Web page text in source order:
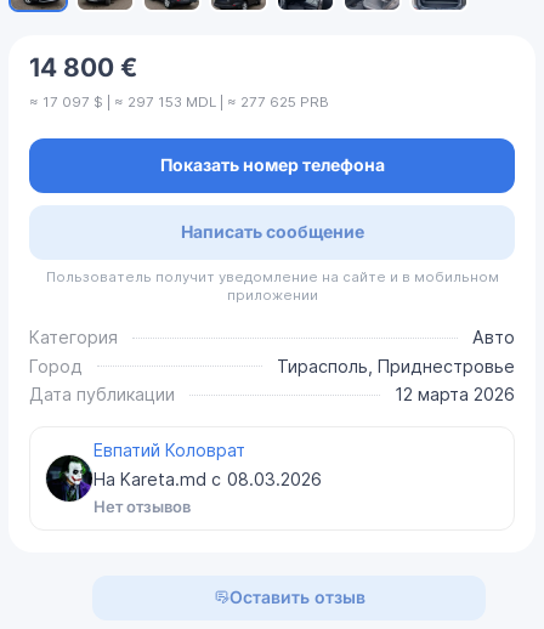
14 800 €
≈ 17 097 $ | ≈ 297 153 MDL | ≈ 277 625 PRB
Показать номер телефона
Написать сообщение
Пользователь получит уведомление на сайте и в мобильном
приложении
Категория
Авто
Город
Тирасполь, Приднестровье
Дата публикации
12 марта 2026
Евпатий Коловрат
На Kareta.md с 08.03.2026
Нет отзывов
Оставить отзыв